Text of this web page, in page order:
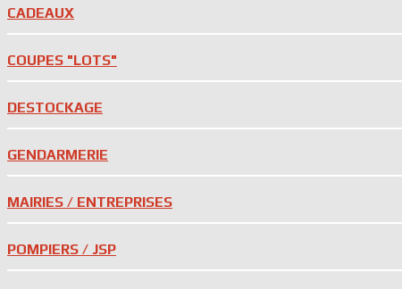
CADEAUX
COUPES "LOTS"
DESTOCKAGE
GENDARMERIE
MAIRIES / ENTREPRISES
POMPIERS / JSP